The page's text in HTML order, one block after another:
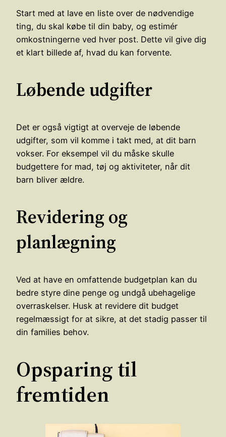
Start med at lave en liste over de nødvendige
ting, du skal købe til din baby, og estimér
omkostningerne ved hver post. Dette vil give dig
et klart billede af, hvad du kan forvente.
Løbende udgifter
Det er også vigtigt at overveje de løbende
udgifter, som vil komme i takt med, at dit barn
vokser. For eksempel vil du måske skulle
budgettere for mad, tøj og aktiviteter, når dit
barn bliver ældre.
Revidering og
planlægning
Ved at have en omfattende budgetplan kan du
bedre styre dine penge og undgå ubehagelige
overraskelser. Husk at revidere dit budget
regelmæssigt for at sikre, at det stadig passer til
din families behov.
Opsparing til
fremtiden